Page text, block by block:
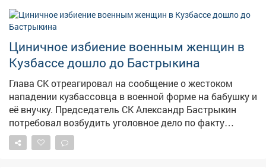
Циничное избиение военным женщин в
Кузбассе дошло до Бастрыкина
Глава СК отреагировал на сообщение о жестоком
нападении кузбассовца в военной форме на бабушку и
её внучку. Председатель СК Александр Бастрыкин
потребовал возбудить уголовное дело по факту
нападения на двух женщин в Юрге. По данным
Следкома, в июле крупная собака без намордника